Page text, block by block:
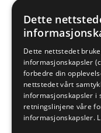
Dette
Dette nettstedet
informasjonskapsler
forbedre din
nettstedet vårt
informasjonskapsler i
retningslinjene våre
informasjonskapsler.